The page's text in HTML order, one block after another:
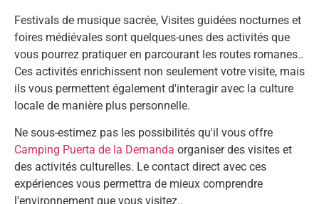
Festivals de musique sacrée, Visites guidées nocturnes et
foires médiévales sont quelques-unes des activités que
vous pourrez pratiquer en parcourant les routes romanes..
Ces activités enrichissent non seulement votre visite, mais
ils vous permettent également d'interagir avec la culture
locale de manière plus personnelle.
Ne sous-estimez pas les possibilités qu'il vous offre
Camping Puerta de la Demanda organiser des visites et
des activités culturelles. Le contact direct avec ces
expériences vous permettra de mieux comprendre
l'environnement que vous visitez..